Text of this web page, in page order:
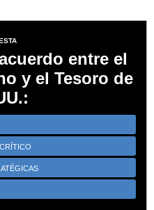
entre el
y el Tesoro de